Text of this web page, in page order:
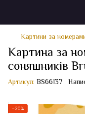
Картини за
Картина за
соняшників
Артикул: BS66137
−20%